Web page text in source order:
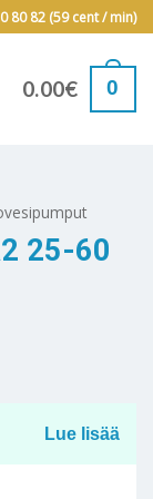
80 82 (59 cent / min)
0.00€ 0
25-60
Lue lisää